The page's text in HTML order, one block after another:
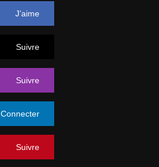
J’aime
Suivre
Suivre
Connecter
Suivre